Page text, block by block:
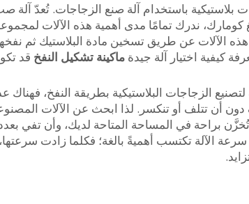
باستخدام آلة صنع الزجاجات. تُعدّ آلة
كومارك، ندرك تمامًا مدى أهمية هذه الآلات
الآلات عن طريق تسخين مادة البلاستيك ثم
كيفية اختيار آلة جيدة ماكينة تشكيل النفخ قد
الزجاجات البلاستيكية بطريقة النفخ،
أن تتلف أو تنكسر. لذا ابحث عن الآلات
تُخزَّن براحة في المساحة المتاحة لديك، وأن تفي
سرعة الآلة تكتسب أهميةً بالغة؛ فكلما زادت